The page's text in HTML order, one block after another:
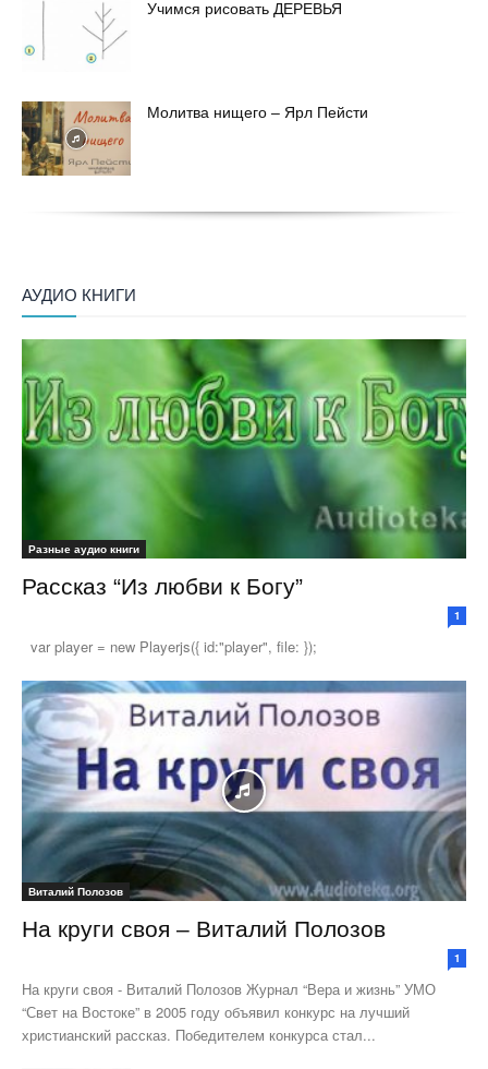
Учимся рисовать ДЕРЕВЬЯ
Молитва нищего – Ярл Пейсти
АУДИО КНИГИ
Разные аудио книги
Рассказ “Из любви к Богу”
1
var player = new Playerjs({ id:"player", file: });
Виталий Полозов
На круги своя – Виталий Полозов
1
На круги своя - Виталий Полозов Журнал “Вера и жизнь” УМО
“Свет на Востоке” в 2005 году объявил конкурс на лучший
христианский рассказ. Победителем конкурса стал...